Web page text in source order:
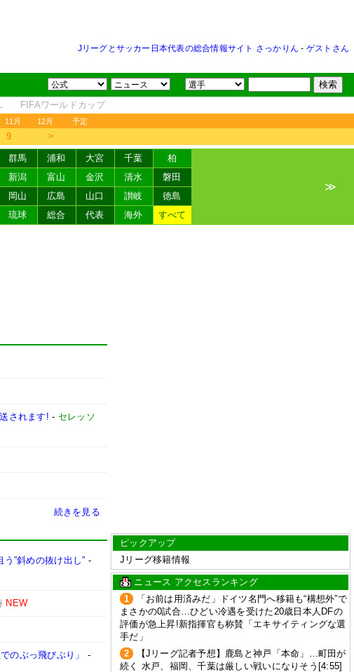
Jリーグとサッカー日本代表の総合情報サイト さっかりん - ゲストさん
FIFAワールドカップ
11月 12月 予定
9 ＞
群馬 浦和 大宮 千葉
柏
新潟 富山 金沢 清水
磐田
岡山 広島 山口 讃岐
徳島
琉球 総合 代表 海外 すべて
≫
されます! - セレッソ
続きを見る
”斜めの抜け出し” -
NEW
のぶっ飛びぶり」
-
ピックアップ
Jリーグ移籍情報
ニュース アクセスランキング
1
「お前は用済みだ」ドイツ名門へ移籍も“構想外”で
まさかの0試合…ひどい冷遇を受けた20歳日本人DFの
評価が急上昇!新指揮官も称賛「エキサイティングな選
手だ」
2
【Jリーグ記者予想】鹿島と神戸「本命」…町田が
続く 水戸、福岡、千葉は厳しい戦いになりそう[4:55]